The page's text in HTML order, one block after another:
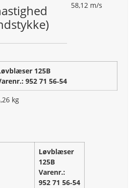
58,12 m/s
125B
952 71 56‑54
kg
Løvblæser
125B
Varenr.:
952 71 56‑54